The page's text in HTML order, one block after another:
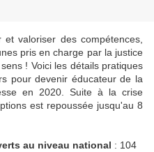
valoriser des compétences,
pris en charge par la justice
! Voici les détails pratiques
pour devenir éducateur de la
en 2020. Suite à la crise
est repoussée jusqu'au 8
au niveau national : 104